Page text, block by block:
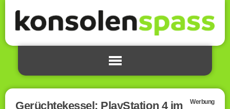
Gerüchtekessel: PlayStation 4 im
Werbung